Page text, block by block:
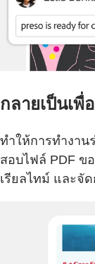
กลายเป็นเ
ทำให้การทำงาน
สอบไฟล์ PDF ข
เรียลไทม์ และจั